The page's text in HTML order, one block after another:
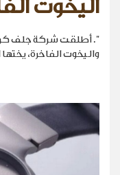
اليخوت
". أطلقت شركة جلف
واليخوت الفاخرة، يختها